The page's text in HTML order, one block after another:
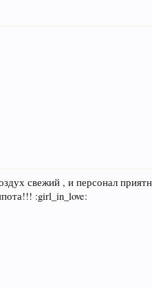
свежий , и персонал
:girl_in_love: